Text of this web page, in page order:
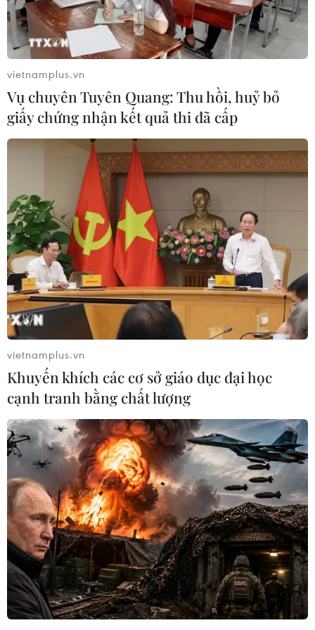
Quân đội Nga và Belarus tiến hành tuần
tra không quân chung
05/05/2023 15:00
Các máy bay quân sự của Nga và Belarus thực hiện
các chuyến bay chung như một phần của giai đoạn tiếp
theo trong cuộc kiểm tra khả năng sẵn sàng chiến đấu
toàn diện ở Belarus.
Nga-Belarus thúc đẩy chương trình Hiệp
ước Nhà nước Liên minh
vietnamplus.vn
Vụ chuyên Tuyên Quang: Thu hồi, huỷ bỏ
giấy chứng nhận kết quả thi đã cấp
vietnamplus.vn
Khuyến khích các cơ sở giáo dục đại học
cạnh tranh bằng chất lượng